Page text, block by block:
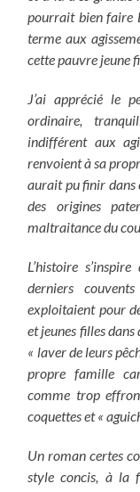
pourrait bien faire
terme aux
cette pauvre jeune
J’ai apprécié le
ordinaire,
indifférent aux
renvoient à sa
aurait pu finir dans
des origines
maltraitance du
L’histoire
derniers
exploitaient pour
et jeunes filles
« laver de leurs
propre famille
comme trop
coquettes et «
Un roman certes
style concis, à la